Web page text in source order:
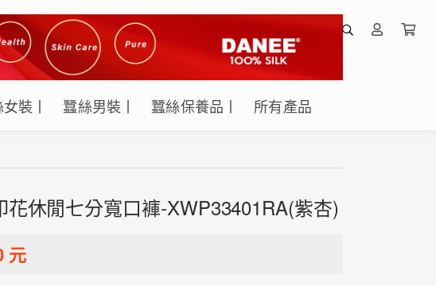
裝丨 蠶絲男裝丨 蠶絲保養品丨 所有產品
花休閒七分寬口褲-XWP33401RA(紫杏)
元